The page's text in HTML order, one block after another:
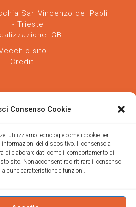
Consenso Cookie
utilizziamo tecnologie come i cookie per
informazioni del dispositivo. Il consenso a
di elaborare dati come il comportamento di
sito. Non acconsentire o ritirare il consenso
caratteristiche e funzioni.
San Vincenzo de' Paoli
- Trieste
GB
sito
Crediti
Vincenzo de' Paoli-Diocesi
di Trieste
da Feltre, 11 (chiesa)
Trieste